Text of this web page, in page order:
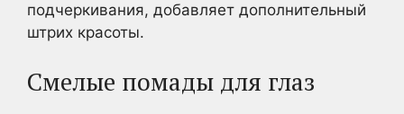
подчеркивания, добавляет дополнительный
штрих красоты.
Смелые помады для глаз